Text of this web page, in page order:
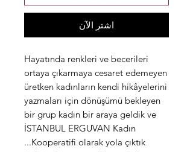
اشترِ الآن
Hayatında renkleri ve becerileri
ortaya çıkarmaya cesaret edemeyen
üretken kadınların kendi hikâyelerini
yazmaları için dönüşümü bekleyen
bir grup kadın bir araya geldik ve
İSTANBUL ERGUVAN Kadın
Kooperatifi olarak yola çıktık...